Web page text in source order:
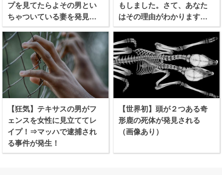
プを見てたらよその男とい
ちゃついている妻を発見し
てしまう！！
もしました。さて、あなた
はその理由がわかります
か？
【狂気】テキサスの男がフ
ェンスを女性に見立ててレ
イプ！⇒マッハで逮捕され
る事件が発生！
【世界初】頭が２つある奇
形鹿の死体が発見される
（画像あり）